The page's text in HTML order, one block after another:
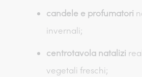
candele e profumatori
invernali;
centrotavola natalizi
vegetali freschi;